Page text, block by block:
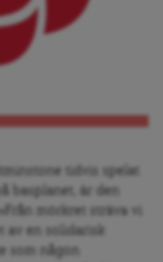
tidvis spelat
basplanet, är den
mörkret sträva vi
av en solidarisk
som någon